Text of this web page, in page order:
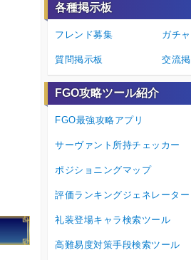
各種掲示板
フレンド募集 ガチ
質問掲示板 交流
FGO攻略ツール紹介
FGO最強攻略アプリ
サーヴァント所持チェッカー
ポジショニングマップ
評価ランキングジェネレーター
礼装登場キャラ検索ツール
高難易度対策手段検索ツール